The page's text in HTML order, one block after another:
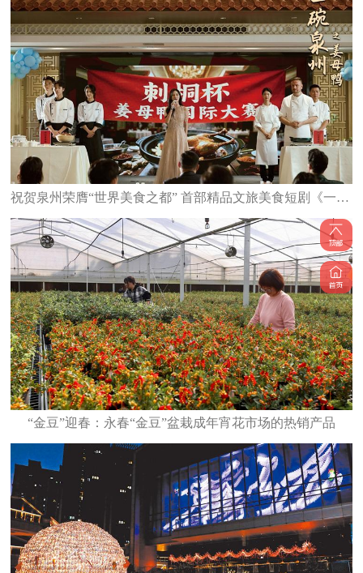
祝贺泉州荣膺“世界美食之都” 首部精品文旅美食短剧《一碗泉州之姜母鸭》6日上线
“金豆”迎春：永春“金豆”盆栽成年宵花市场的热销产品